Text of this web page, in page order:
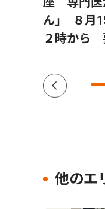
ん｣ ８月
２時から
他のエ